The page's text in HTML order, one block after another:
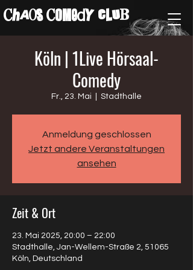
ChAos COMedY cLuB
Köln | 1Live Hörsaal-
Comedy
Fr., 23. Mai Stadthalle
Anmeldung geschlossen
Jetzt andere Veranstaltungen
ansehen
Zeit & Ort
23. Mai 2025, 20:00 – 22:00
Stadthalle, Jan-Wellem-Straße 2, 51065
Köln, Deutschland